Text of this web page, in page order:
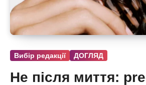
Вибір редакції ДОГЛЯД
Не після миття: